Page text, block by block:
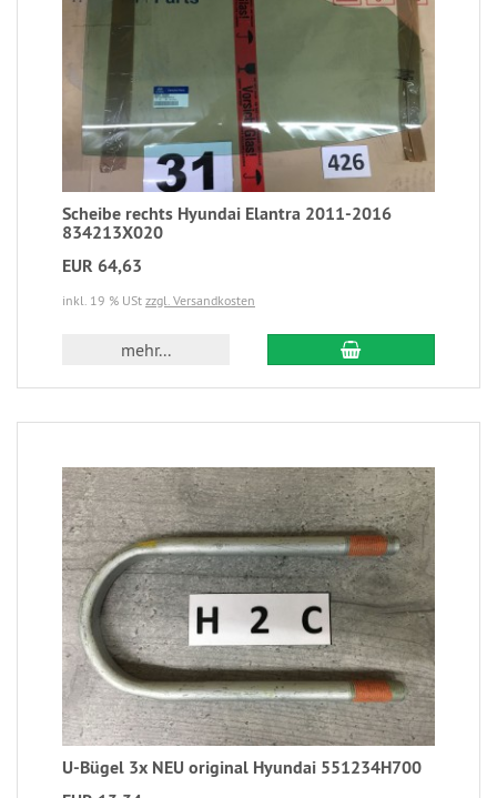
Scheibe rechts Hyundai Elantra 2011-2016
834213X020
EUR 64,63
inkl. 19 % USt zzgl. Versandkosten
mehr...
U-Bügel 3x NEU original Hyundai 551234H700